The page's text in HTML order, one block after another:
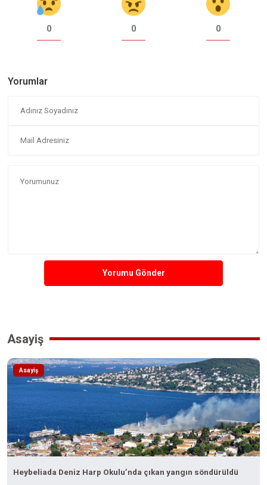
0 0 0
Yorumlar
Yorumu Gönder
Asayiş
Asayiş
Heybeliada Deniz Harp Okulu’nda çıkan yangın söndürüldü